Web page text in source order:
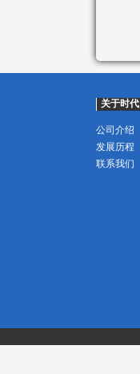
关于时代
公司介绍
发展历程
联系我们